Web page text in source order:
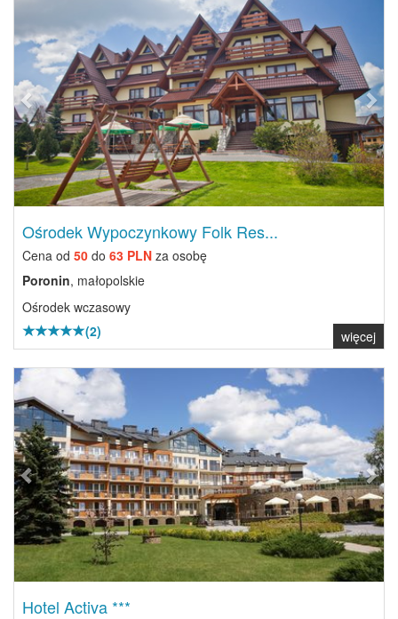
Ośrodek Wypoczynkowy Folk Res...
Cena od 50 do 63 PLN za osobę
Poronin, małopolskie
Ośrodek wczasowy
(2)
więcej
Previous Next
Hotel Activa ***